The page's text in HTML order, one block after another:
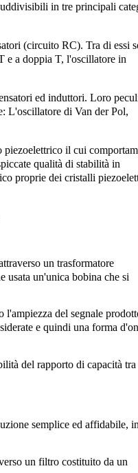
in tre principali
(circuito RC). Tra di essi
e a doppia T, l'oscillatore in
ed induttori. Loro
L'oscillatore di Van der Pol,
piezoelettricoil cui
qualità di stabilità in
proprie dei cristalli
un trasformatore
usata un'unica bobina che si
l'ampiezza del segnale
e quindi una forma
del rapporto di capacità tra
semplice ed affidabile,
un filtro costituito da un